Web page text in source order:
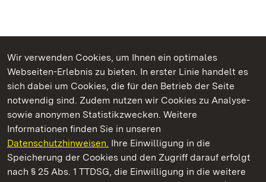
Wir verwenden Cookies, um Ihnen ein optimales
Webseiten-Erlebnis zu bieten. In erster Linie handelt es
sich dabei um Cookies, die für den Betrieb der Seite
notwendig sind. Zudem nutzen wir Cookies zu Analyse-
sowie anonymen Statistikzwecken. Weitere
Informationen finden Sie in unseren
Datenschutzhinweisen. Ihre Einwilligung in die
Speicherung der Cookies und den Zugriff darauf erfolgt
nach § 25 Abs. 1 TTDSG, die Einwilligung in die weitere
Kommen. Staunen. Genießen.
Barockschloss Mannheim